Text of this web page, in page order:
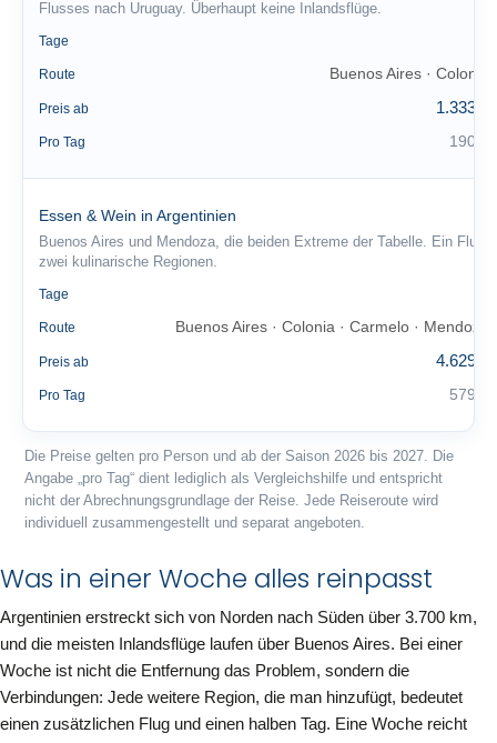
Flusses nach Uruguay. Überhaupt keine Inlandsflüge.
Tage
Route Buenos Aires · Colonia
Preis ab 1.333 €
Pro Tag 190 €
Essen & Wein in Argentinien
Buenos Aires und Mendoza, die beiden Extreme der Tabelle. Ein Flug,
zwei kulinarische Regionen.
Tage
Route Buenos Aires · Colonia · Carmelo · Mendoza
Preis ab 4.629 €
Pro Tag 579 €
Die Preise gelten pro Person und ab der Saison 2026 bis 2027. Die
Angabe „pro Tag“ dient lediglich als Vergleichshilfe und entspricht
nicht der Abrechnungsgrundlage der Reise. Jede Reiseroute wird
individuell zusammengestellt und separat angeboten.
Was in einer Woche alles reinpasst
Argentinien erstreckt sich von Norden nach Süden über 3.700 km,
und die meisten Inlandsflüge laufen über Buenos Aires. Bei einer
Woche ist nicht die Entfernung das Problem, sondern die
Verbindungen: Jede weitere Region, die man hinzufügt, bedeutet
einen zusätzlichen Flug und einen halben Tag. Eine Woche reicht